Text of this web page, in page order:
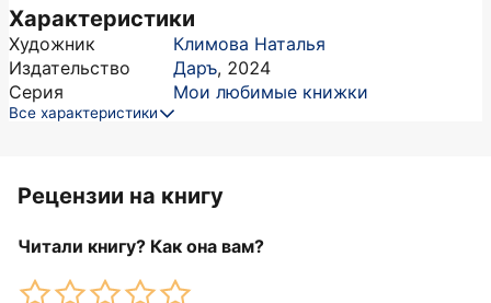
Характеристики
Художник
Климова Наталья
Издательство
Даръ, 2024
Серия
Мои любимые книжки
Все характеристики
Рецензии на книгу
Читали книгу? Как она вам?